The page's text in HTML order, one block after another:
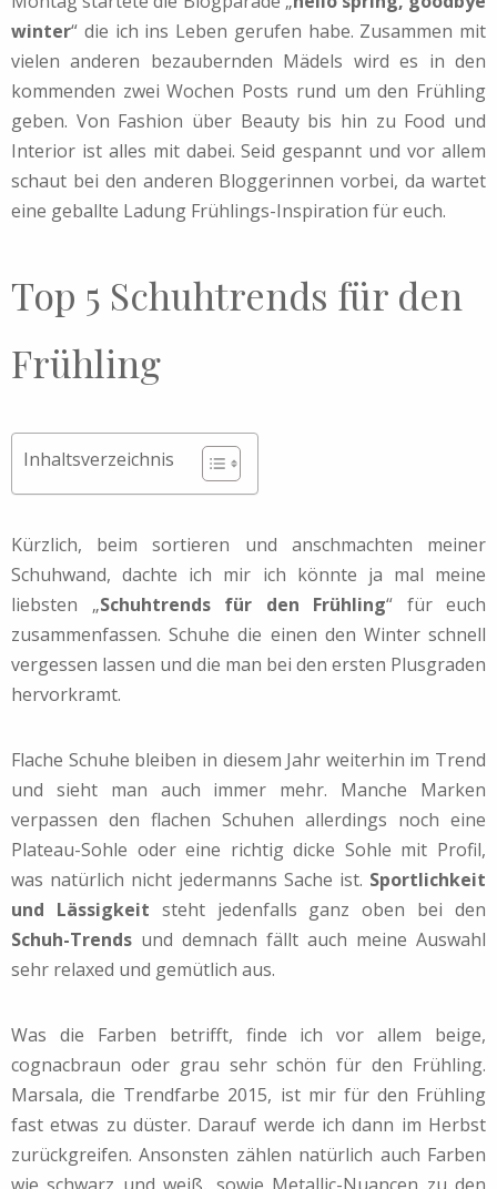
winter“ die ich ins Leben gerufen habe. Zusammen mit
vielen anderen bezaubernden Mädels wird es in den
kommenden zwei Wochen Posts rund um den Frühling
geben. Von Fashion über Beauty bis hin zu Food und
Interior ist alles mit dabei. Seid gespannt und vor allem
schaut bei den anderen Bloggerinnen vorbei, da wartet
eine geballte Ladung Frühlings-Inspiration für euch.
Top 5 Schuhtrends für den
Frühling
Inhaltsverzeichnis
Kürzlich, beim sortieren und anschmachten meiner
Schuhwand, dachte ich mir ich könnte ja mal meine
liebsten „Schuhtrends für den Frühling“ für euch
zusammenfassen. Schuhe die einen den Winter schnell
vergessen lassen und die man bei den ersten Plusgraden
hervorkramt.
Flache Schuhe bleiben in diesem Jahr weiterhin im Trend
und sieht man auch immer mehr. Manche Marken
verpassen den flachen Schuhen allerdings noch eine
Plateau-Sohle oder eine richtig dicke Sohle mit Profil,
was natürlich nicht jedermanns Sache ist. Sportlichkeit
und Lässigkeit steht jedenfalls ganz oben bei den
Schuh-Trends und demnach fällt auch meine Auswahl
sehr relaxed und gemütlich aus.
Was die Farben betrifft, finde ich vor allem beige,
cognacbraun oder grau sehr schön für den Frühling.
Marsala, die Trendfarbe 2015, ist mir für den Frühling
fast etwas zu düster. Darauf werde ich dann im Herbst
zurückgreifen. Ansonsten zählen natürlich auch Farben